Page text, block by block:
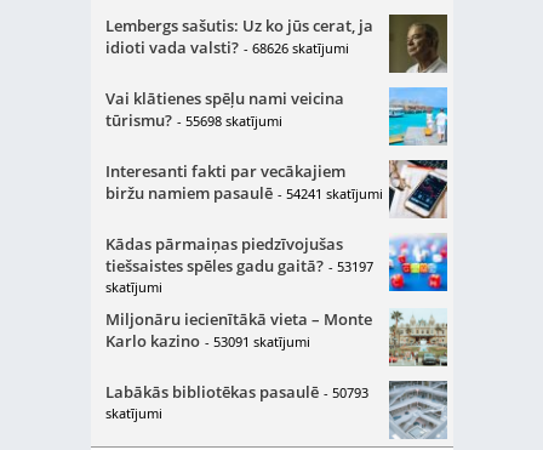
Lembergs sašutis: Uz ko jūs cerat, ja
idioti vada valsti? - 68626 skatījumi
Vai klātienes spēļu nami veicina
tūrismu? - 55698 skatījumi
Interesanti fakti par vecākajiem
biržu namiem pasaulē - 54241 skatījumi
Kādas pārmaiņas piedzīvojušas
tiešsaistes spēles gadu gaitā? - 53197
skatījumi
Miljonāru iecienītākā vieta – Monte
Karlo kazino - 53091 skatījumi
Labākās bibliotēkas pasaulē - 50793
skatījumi